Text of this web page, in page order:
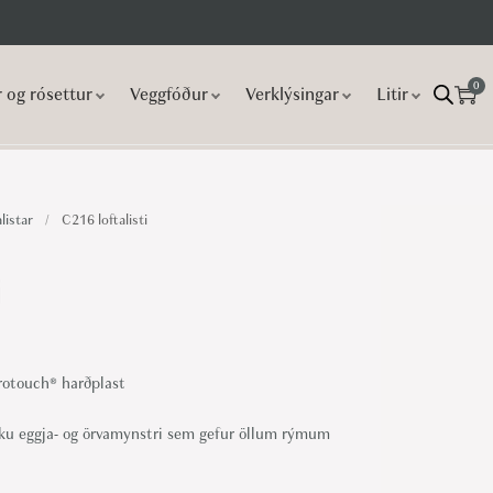
og rósettur Veggfóður Verklýsingar Litir 0
/ C216 loftalisti
‎harðplast
eggja- og örvamynstri sem gefur öllum rýmum